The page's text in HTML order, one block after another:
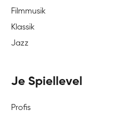
Filmmusik
Klassik
Jazz
Je Spiellevel
Profis